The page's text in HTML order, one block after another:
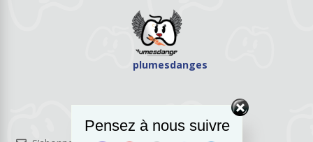
plumesdanges
Pensez à nous suivre